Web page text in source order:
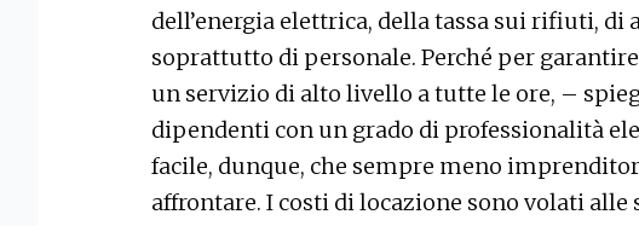
dell’energia elettrica, della tassa sui rifiuti, di
soprattutto di personale. Perché per
un servizio di alto livello a tutte le ore, –
dipendenti con un grado di professionalità
facile, dunque, che sempre meno
affrontare. I costi di locazione sono volati